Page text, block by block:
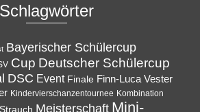
Schlagwörter
Bayerischer Schülercup
Cup Deutscher Schülercup
DSC Event Finale Finn-Luca Vester
Kindervierschanzentournee Kombination
Meisterschaft Mini-